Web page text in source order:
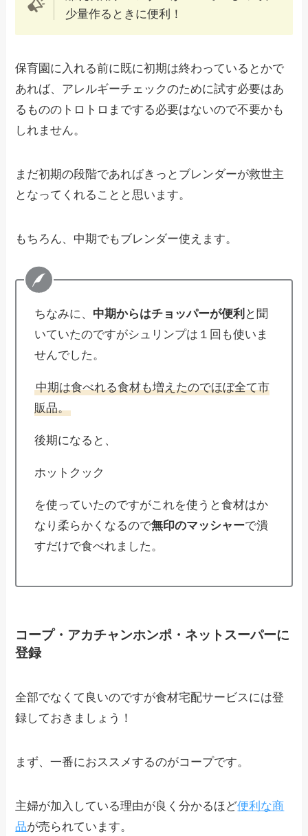
少量作るときに便利！
保育園に入れる前に既に初期は終わっているとかで
あれば、アレルギーチェックのために試す必要はあ
るもののトロトロまでする必要はないので不要かも
しれません。
まだ初期の段階であればきっとブレンダーが救世主
となってくれることと思います。
もちろん、中期でもブレンダー使えます。
ちなみに、 中期からはチョッパーが便利 と聞
いていたのですがシュリンプは１回も使いま
せんでした。
中期は食べれる食材も増えたのでほぼ全て市
販品。
後期になると、
ホットクック
を使っていたのですがこれを使うと食材はか
なり柔らかくなるので無印のマッシャーで潰
すだけで食べれました。
コープ・アカチャンホンポ・ネットスーパーに
登録
全部でなくて良いのですが食材宅配サービスには登
録しておきましょう！
まず、一番におススメするのがコープです。
主婦が加入している理由が良く分かるほど便利な商
品が売られています。